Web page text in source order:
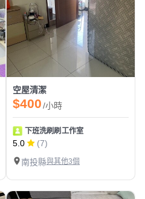
空屋清潔
$400/小時
下班洗刷刷工作室
5.0
(7)
南投縣與其他3個